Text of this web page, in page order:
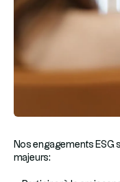
Nos engagements ESG
majeurs: